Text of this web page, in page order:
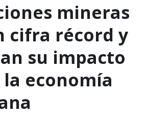
mineras
cifra récord y
su impacto
economía